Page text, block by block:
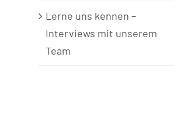
Lerne uns kennen –
Interviews mit unserem
Team